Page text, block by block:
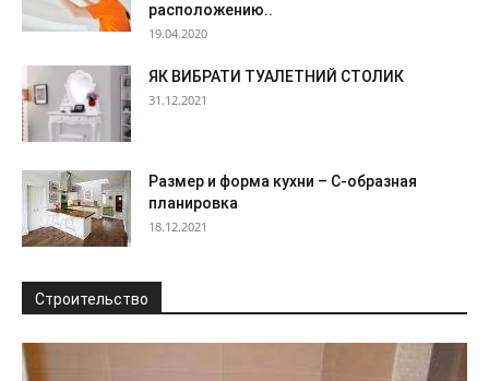
расположению..
19.04.2020
ЯК ВИБРАТИ ТУАЛЕТНИЙ СТОЛИК
31.12.2021
Размер и форма кухни – С-образная
планировка
18.12.2021
Строительство